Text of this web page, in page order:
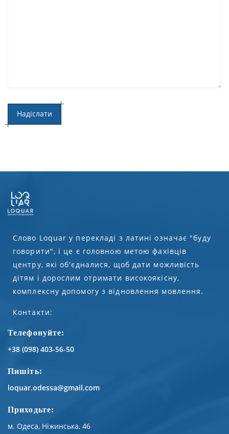
Слово Loquar у перекладі з латині означає "буду
говорити", і це є головною метою фахівців
центру, які об'єдналися, щоб дати можливість
дітям і дорослим отримати високоякісну,
комплексну допомогу з відновлення мовлення.
Контакти:
Телефонуйте:
+38 (098) 403-56-50
Пишіть:
loquar.odessa@gmail.com
Приходьте:
м. Одеса, Ніжинська, 46